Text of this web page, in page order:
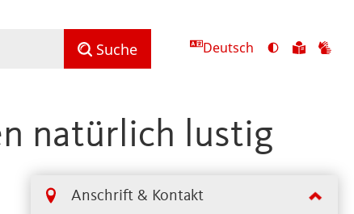
Suche Deutsch
Ansicht
Zu
natürlich lustig
Anschrift & Kontakt